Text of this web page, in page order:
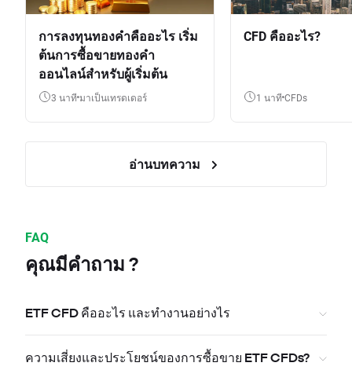
การลงทุนทองคำคืออะไร เริ่ม
ต้นการซื้อขายทองคำ
ออนไลน์สำหรับผู้เริ่มต้น
3 นาที มาเป็นเทรดเดอร์
CFD คืออะไร?
1 นาที CFDs
อ่านบทความ
FAQ
คุณมีคำถาม ?
ETF CFD คืออะไร และทำงานอย่างไร
ความเสี่ยงและประโยชน์ของการซื้อขาย ETF CFDs?